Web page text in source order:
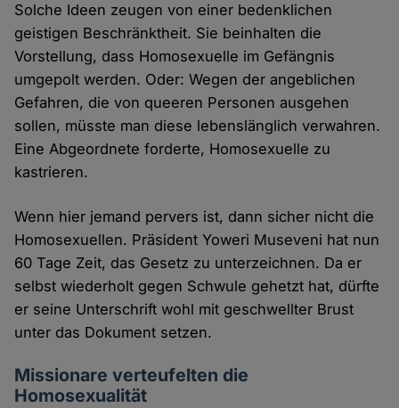
Solche Ideen zeugen von einer bedenklichen
geistigen Beschränktheit. Sie beinhalten die
Vorstellung, dass Homosexuelle im Gefängnis
umgepolt werden. Oder: Wegen der angeblichen
Gefahren, die von queeren Personen ausgehen
sollen, müsste man diese lebenslänglich verwahren.
Eine Abgeordnete forderte, Homosexuelle zu
kastrieren.
Wenn hier jemand pervers ist, dann sicher nicht die
Homosexuellen. Präsident Yoweri Museveni hat nun
60 Tage Zeit, das Gesetz zu unterzeichnen. Da er
selbst wiederholt gegen Schwule gehetzt hat, dürfte
er seine Unterschrift wohl mit geschwellter Brust
unter das Dokument setzen.
Missionare verteufelten die
Homosexualität